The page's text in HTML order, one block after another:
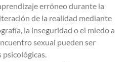
erróneo durante la
de la realidad mediante
la inseguridad o el miedo a
sexual pueden ser
psicológicas.